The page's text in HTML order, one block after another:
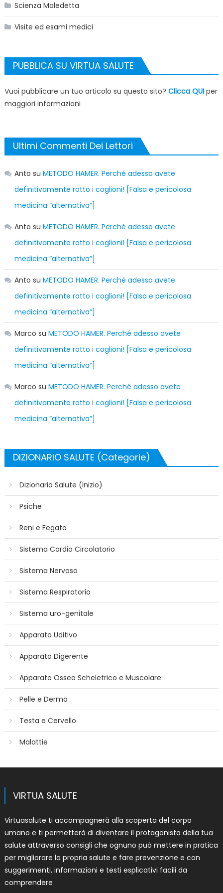
Scienza Maledetta
Visite ed esami medici
PUBBLICA SU VIRTUA SALUTE
Vuoi pubblicare un tuo articolo su questo sito? Clicca QUIper
maggiori informazioni
Ultimi Commenti Dei Lettori
Anto su METODO HAMER. Perché adesso avete
definitivamente rotto i coglioni! [Falsa e pericolosa
medicina “alternativa”]
Anto su METODO HAMER. Perché adesso avete
definitivamente rotto i coglioni! [Falsa e pericolosa
medicina “alternativa”]
Anto su METODO HAMER. Perché adesso avete
definitivamente rotto i coglioni! [Falsa e pericolosa
medicina “alternativa”]
Marco su METODO HAMER. Perché adesso avete
definitivamente rotto i coglioni! [Falsa e pericolosa
medicina “alternativa”]
Marco su METODO HAMER. Perché adesso avete
definitivamente rotto i coglioni! [Falsa e pericolosa
medicina “alternativa”]
DIZIONARIO SALUTE (Categorie)
Dizionario Salute (inizio)
Psiche
Reni e Fegato
Sistema Cardio Circolatorio
Sistema Nervoso
Sistema Respiratorio
Sistema uro-genitale
Apparato Uditivo
Apparato Digerente
Apparato Osseo Scheletrico e Muscolare
Pelle e Derma
Testa e Cervello
Malattie
VIRTUA SALUTE
Virtuasalute ti accompagnerà alla scoperta del corpo
umano e ti permetterà di diventare il protagonista della tua
salute attraverso consigli che ognuno può mettere in pratica
per migliorare la propria salute e fare prevenzione e con
suggerimenti, informazioni e testi esplicativi facili da
comprendere